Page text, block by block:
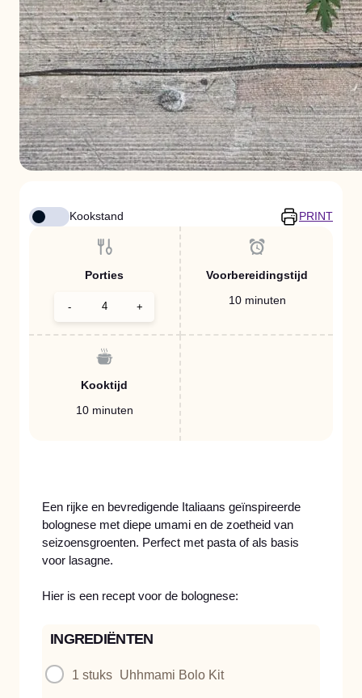
Kookstand PRINT
Porties
- +
Voorbereidingstijd
10 minuten
Kooktijd
10 minuten
Een rijke en bevredigende Italiaans geïnspireerde
bolognese met diepe umami en de zoetheid van
seizoensgroenten. Perfect met pasta of als basis
voor lasagne.
Hier is een recept voor de bolognese:
INGREDIËNTEN
1 stuks Uhhmami Bolo Kit